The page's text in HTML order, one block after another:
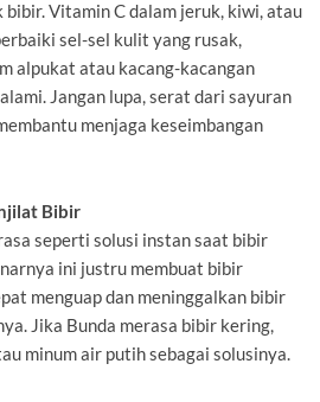
Vitamin C dalam jeruk, kiwi, atau
sel-sel kulit yang rusak,
alpukat atau kacang-kacangan
Jangan lupa, serat dari sayuran
menjaga keseimbangan
Bibir
seperti solusi instan saat bibir
ini justru membuat bibir
menguap dan meninggalkan bibir
Jika Bunda merasa bibir kering,
minum air putih sebagai solusinya.